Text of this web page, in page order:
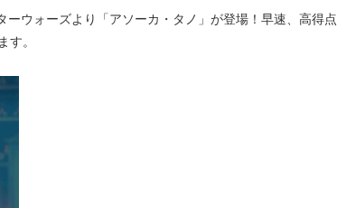
ーウォーズより「アソーカ・タノ」が登場！早速、高得点
す。